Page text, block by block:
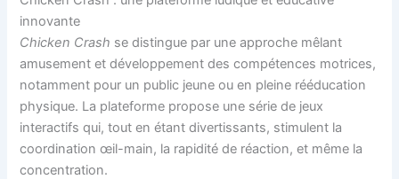
innovante
Chicken Crash se distingue par une approche mêlant
amusement et développement des compétences motrices,
notamment pour un public jeune ou en pleine rééducation
physique. La plateforme propose une série de jeux
interactifs qui, tout en étant divertissants, stimulent la
coordination œil-main, la rapidité de réaction, et même la
concentration.